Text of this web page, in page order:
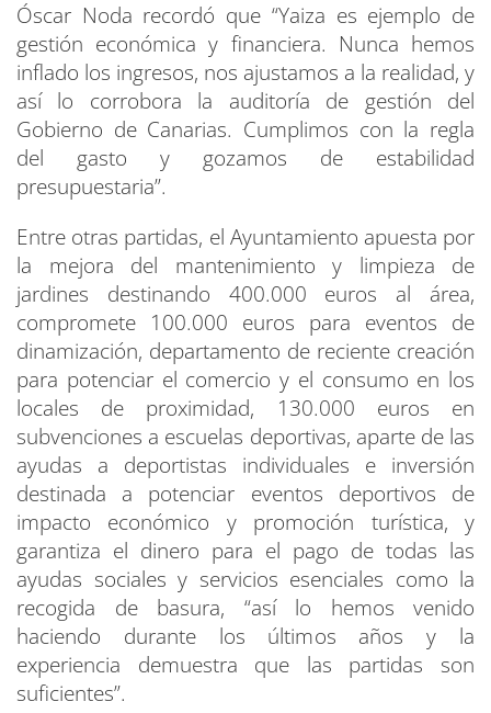
Óscar Noda recordó que “Yaiza es ejemplo de
gestión económica y financiera. Nunca hemos
inflado los ingresos, nos ajustamos a la realidad, y
así lo corrobora la auditoría de gestión del
Gobierno de Canarias. Cumplimos con la regla
del gasto y gozamos de estabilidad
presupuestaria”.
Entre otras partidas, el Ayuntamiento apuesta por
la mejora del mantenimiento y limpieza de
jardines destinando 400.000 euros al área,
compromete 100.000 euros para eventos de
dinamización, departamento de reciente creación
para potenciar el comercio y el consumo en los
locales de proximidad, 130.000 euros en
subvenciones a escuelas deportivas, aparte de las
ayudas a deportistas individuales e inversión
destinada a potenciar eventos deportivos de
impacto económico y promoción turística, y
garantiza el dinero para el pago de todas las
ayudas sociales y servicios esenciales como la
recogida de basura, “así lo hemos venido
haciendo durante los últimos años y la
experiencia demuestra que las partidas son
suficientes”.